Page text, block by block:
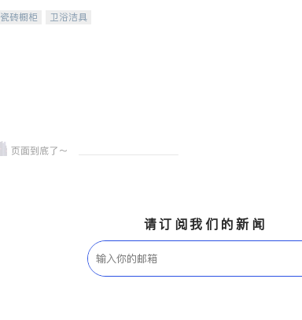
瓷砖橱柜
卫浴洁具
请订阅我们的新闻